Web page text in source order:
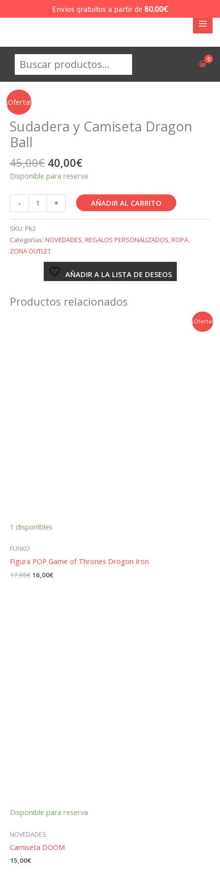
al
Buscar
¡Oferta!
Sudadera y Camiseta Dragon
Ball
45,00€ El
precio
era:
45,00€.
40,00€El
precio
es:
40,00€.
Disponible para reserva
-
Sudadera
y
Camiseta
Dragon
Ball
cantidad
+ AÑADIR AL CARRITO
SKU: Pk2
Categorías: NOVEDADES,REGALOS PERSONALIZADOS,ROPA,
ZONA OUTLET
AÑADIR A LA LISTA DE DESEOS
Productos relacionados
¡Oferta!
1 disponibles
FUNKO
Figura POP Game of Thrones Drogon Iron
17,95€ El
16,00€
Disponible para reserva
NOVEDADES
Camiseta DOOM
15,00€
Envios gratuitos a partir de 80,00€